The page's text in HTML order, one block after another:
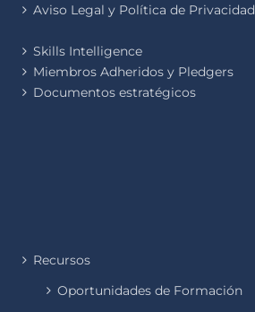
Aviso Legal y Política de Privacidad
Skills Intelligence
Miembros Adheridos y Pledgers
Documentos estratégicos
Recursos
Oportunidades de Formación